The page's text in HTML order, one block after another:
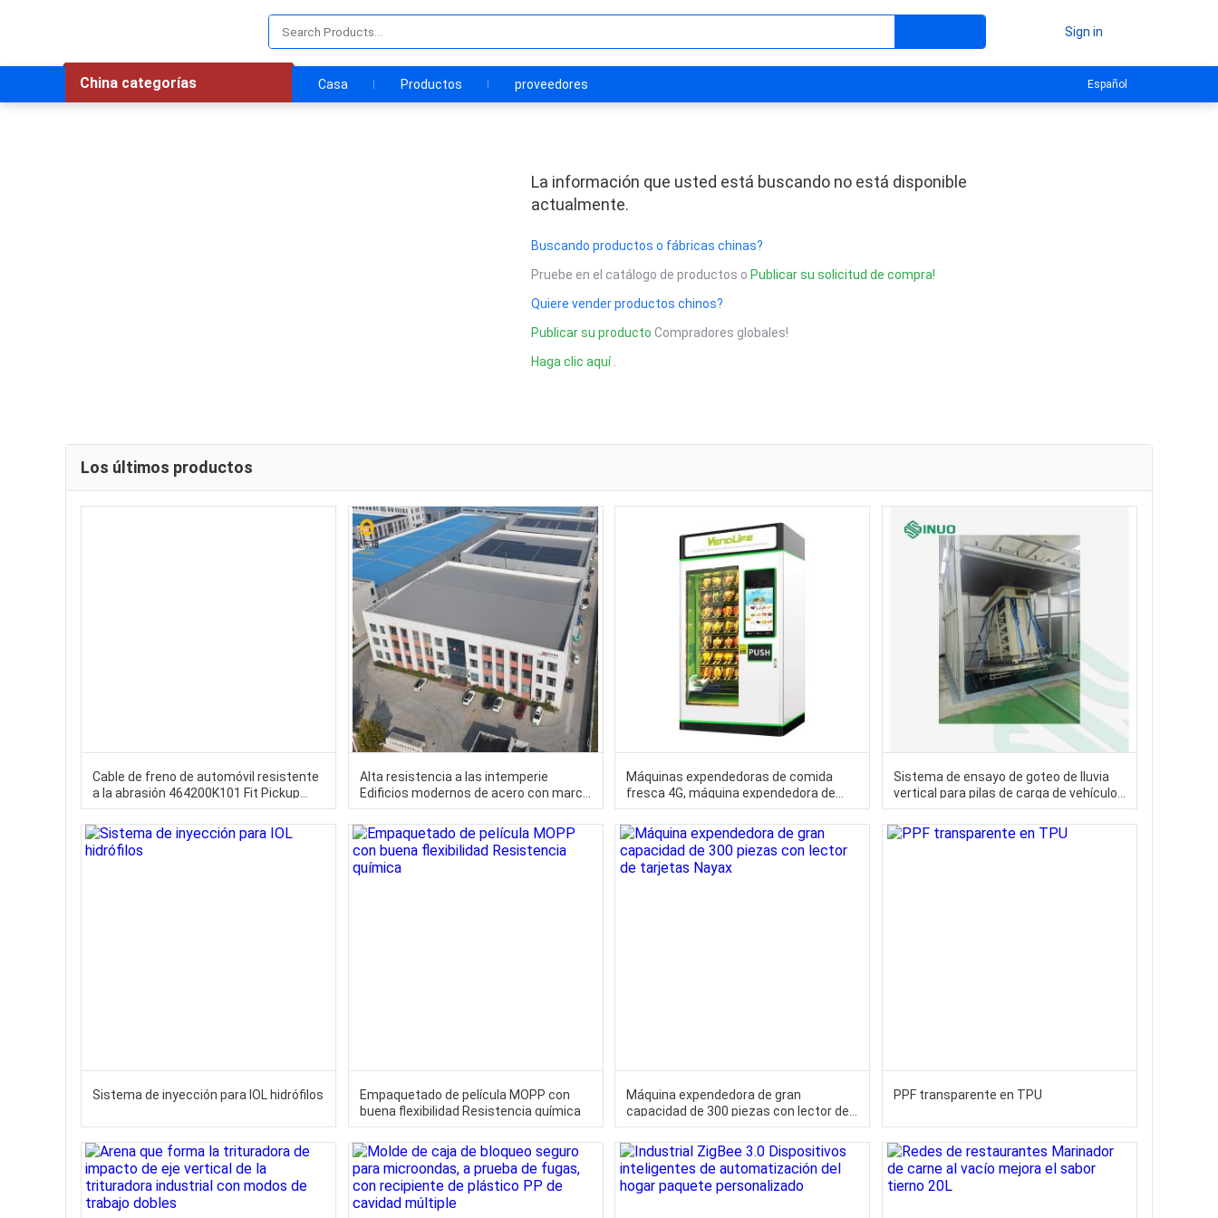
Sign in
China categorías Casa Productos proveedores Español
La información que usted está buscando no está disponible
actualmente.
Buscando productos o fábricas chinas?
Pruebe en el catálogo de productos o Publicar su solicitud de compra!
Quiere vender productos chinos?
Publicar su producto Compradores globales!
Haga clic aquí.
Los últimos productos
Cable de freno de automóvil resistente
a la abrasión 464200K101 Fit Pickup
KUN25 2004 - 2015 4WD
Alta resistencia a las intemperie
Edificios modernos de acero con marco
Construcción industrial de acero
Máquinas expendedoras de comida
fresca 4G, máquina expendedora de
zumo de naranja fresco 60HZ DEX
Sistema de ensayo de goteo de lluvia
vertical para pilas de carga de vehículos
eléctricos ISO20653 IPX1-X2
Sistema de inyección para IOL hidrófilos
Empaquetado de película MOPP con
buena flexibilidad Resistencia química
Máquina expendedora de gran
capacidad de 300 piezas con lector de
tarjetas Nayax
PPF transparente en TPU